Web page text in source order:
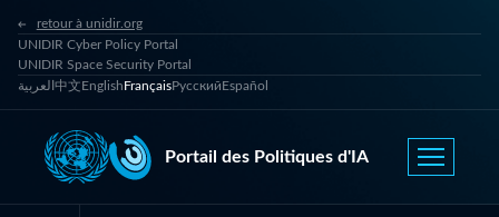
retour à unidir.org
UNIDIR Cyber Policy Portal
UNIDIR Space Security Portal
العربية 中文EnglishFrançaisРусскийEspañol
Portail des Politiques d'IA